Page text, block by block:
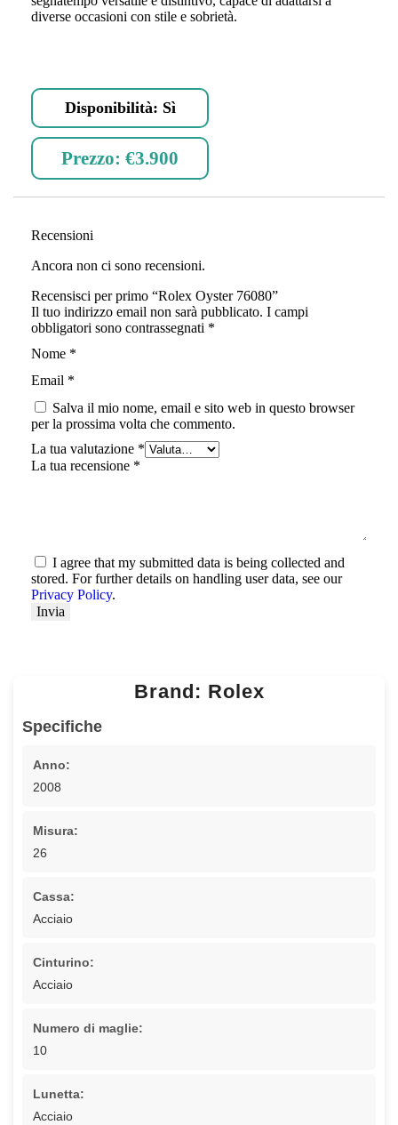
diverse occasioni con stile e sobrietà.
Disponibilità: Sì
Prezzo: €3.900
Recensioni
Ancora non ci sono recensioni.
Recensisci per primo “Rolex Oyster 76080”
Il tuo indirizzo email non sarà pubblicato. I campi
obbligatori sono contrassegnati *
Nome *
Email *
Salva il mio nome, email e sito web in questo browser
per la prossima volta che commento.
La tua valutazione *
La tua recensione *
I agree that my submitted data is being collected and
stored. For further details on handling user data, see our
Privacy Policy.
Brand: Rolex
Specifiche
Anno:
2008
Misura:
26
Cassa:
Acciaio
Cinturino:
Acciaio
Numero di maglie:
10
Lunetta:
Acciaio